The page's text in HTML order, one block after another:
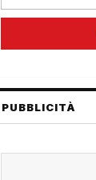
PUBBLICITÀ